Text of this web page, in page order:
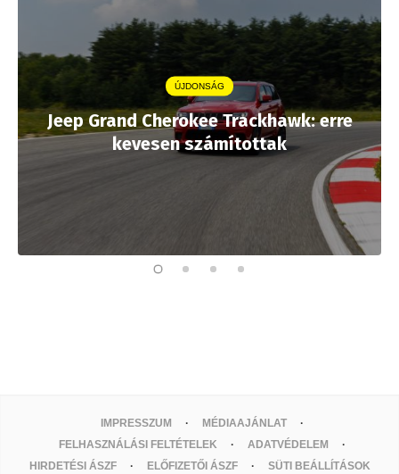
ÚJDONSÁG
Jeep Grand Cherokee Trackhawk: erre
kevesen számítottak
IMPRESSZUM
MÉDIAAJÁNLAT
FELHASZNÁLÁSI FELTÉTELEK
ADATVÉDELEM
HIRDETÉSI ÁSZF
ELŐFIZETŐI ÁSZF SÜTI BEÁLLÍTÁSOK